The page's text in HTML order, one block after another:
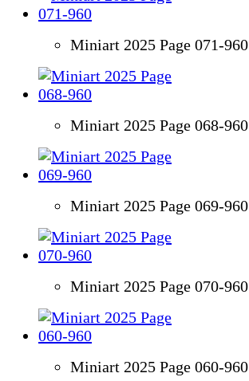
Miniart 2025 Page 071-960
Miniart 2025 Page 068-960
Miniart 2025 Page 069-960
Miniart 2025 Page 070-960
Miniart 2025 Page 060-960